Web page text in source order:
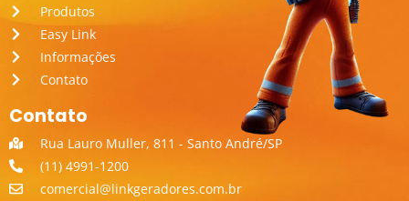
Produtos
Easy Link
Informações
Contato
Contato
Rua Lauro Muller, 811 - Santo André/SP
(11) 4991-1200
comercial@linkgeradores.com.br